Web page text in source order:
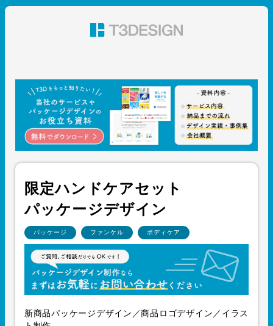
ン 株式会社T3デザイン
限定ハンドケアセット
パッケージデザイン
パッケージ ファンケル ボディケア
新商品パッケージデザイン／商品ロゴデザイン／イラス